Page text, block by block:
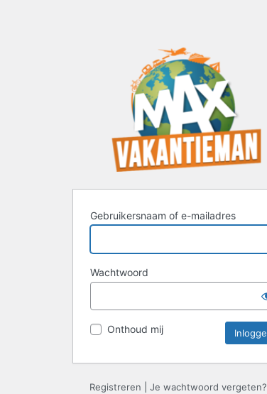
Gebruikersnaam of e-mailadres
Wachtwoord
Onthoud mij
Registreren Je wachtwoord vergeten?